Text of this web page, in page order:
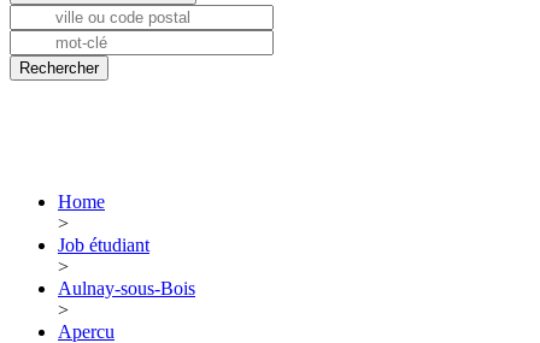
Home
>
Job étudiant
>
Aulnay-sous-Bois
>
Apercu